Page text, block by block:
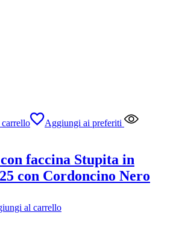
Aggiungi ai preferiti
faccina Stupita in
con Cordoncino Nero
al carrello